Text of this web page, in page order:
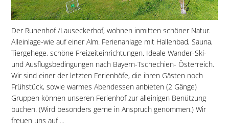
Der Runenhof /Lauseckerhof, wohnen inmitten schöner Natur.
Alleinlage-wie auf einer Alm. Ferienanlage mit Hallenbad, Sauna,
Tiergehege, schöne Freizeiteinrichtungen. Ideale Wander-Ski-
und Ausflugsbedingungen nach Bayern-Tschechien- Österreich.
Wir sind einer der letzten Ferienhöfe, die ihren Gästen noch
Frühstück, sowie warmes Abendessen anbieten (2 Gänge)
Gruppen können unseren Ferienhof zur alleinigen Benützung
buchen. (Wird besonders gerne in Anspruch genommen.) Wir
freuen uns auf ...